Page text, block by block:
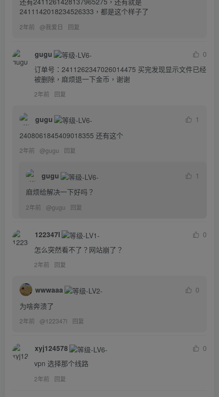
2411142018234526333，都是这个样子了
2年前 @我爱日 回复
gugu
0
订单号：2411262347026014475 买完发现显示文件已经
被删除，麻烦退一下金币，谢谢
2年前 回复
gugu
1
2408061845409018355 还有这个
2年前 @gugu 回复
gugu
1
麻烦给解决一下好吗？
2年前 @gugu 回复
122347l
0
怎么突然看不了？网站崩了？
2年前 回复
wwwaaa
0
为啥奔溃了
2年前 @122347l 回复
xyj124578
0
vpn 选择那个线路
2年前 回复